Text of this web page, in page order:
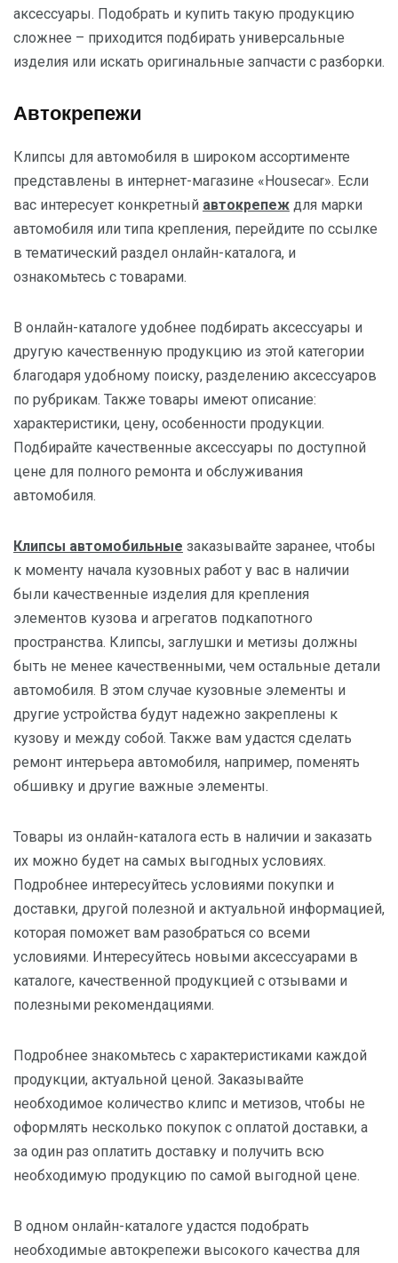
аксессуары. Подобрать и купить такую продукцию
сложнее – приходится подбирать универсальные
изделия или искать оригинальные запчасти с разборки.
Автокрепежи
Клипсы для автомобиля в широком ассортименте
представлены в интернет-магазине «Housecar». Если
вас интересует конкретный автокрепеж для марки
автомобиля или типа крепления, перейдите по ссылке
в тематический раздел онлайн-каталога, и
ознакомьтесь с товарами.
В онлайн-каталоге удобнее подбирать аксессуары и
другую качественную продукцию из этой категории
благодаря удобному поиску, разделению аксессуаров
по рубрикам. Также товары имеют описание:
характеристики, цену, особенности продукции.
Подбирайте качественные аксессуары по доступной
цене для полного ремонта и обслуживания
автомобиля.
Клипсы автомобильные заказывайте заранее, чтобы
к моменту начала кузовных работ у вас в наличии
были качественные изделия для крепления
элементов кузова и агрегатов подкапотного
пространства. Клипсы, заглушки и метизы должны
быть не менее качественными, чем остальные детали
автомобиля. В этом случае кузовные элементы и
другие устройства будут надежно закреплены к
кузову и между собой. Также вам удастся сделать
ремонт интерьера автомобиля, например, поменять
обшивку и другие важные элементы.
Товары из онлайн-каталога есть в наличии и заказать
их можно будет на самых выгодных условиях.
Подробнее интересуйтесь условиями покупки и
доставки, другой полезной и актуальной информацией,
которая поможет вам разобраться со всеми
условиями. Интересуйтесь новыми аксессуарами в
каталоге, качественной продукцией с отзывами и
полезными рекомендациями.
Подробнее знакомьтесь с характеристиками каждой
продукции, актуальной ценой. Заказывайте
необходимое количество клипс и метизов, чтобы не
оформлять несколько покупок с оплатой доставки, а
за один раз оплатить доставку и получить всю
необходимую продукцию по самой выгодной цене.
В одном онлайн-каталоге удастся подобрать
необходимые автокрепежи высокого качества для